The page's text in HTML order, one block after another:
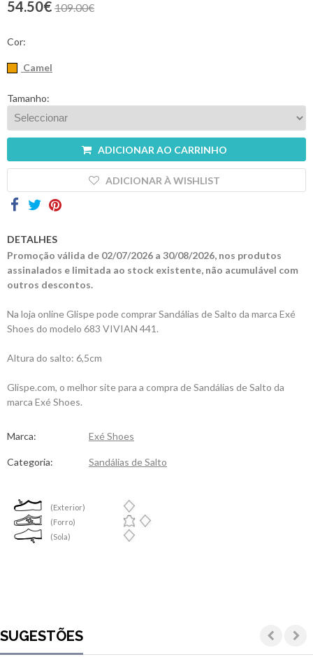
54.50€ 109.00€
Cor:
Camel
Tamanho:
ADICIONAR AO CARRINHO
ADICIONAR À WISHLIST
DETALHES
Promoção válida de 02/07/2026 a 30/08/2026, nos produtos
assinalados e limitada ao stock existente, não acumulável com
outros descontos.
Na loja online Glispe pode comprar Sandálias de Salto da marca Exé
Shoes do modelo 683 VIVIAN 441.
Altura do salto: 6,5cm
Glispe.com, o melhor site para a compra de Sandálias de Salto da
marca Exé Shoes.
Marca: Exé Shoes
Categoria: Sandálias de Salto
(Exterior)
(Forro)
(Sola)
SUGESTÕES